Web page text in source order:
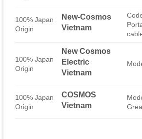
100% Japan
Origin
New-Cosmos
Vietnam
100% Japan
Origin
New Cosmos
Electric
Vietnam
100% Japan
Origin
COSMOS
Vietnam